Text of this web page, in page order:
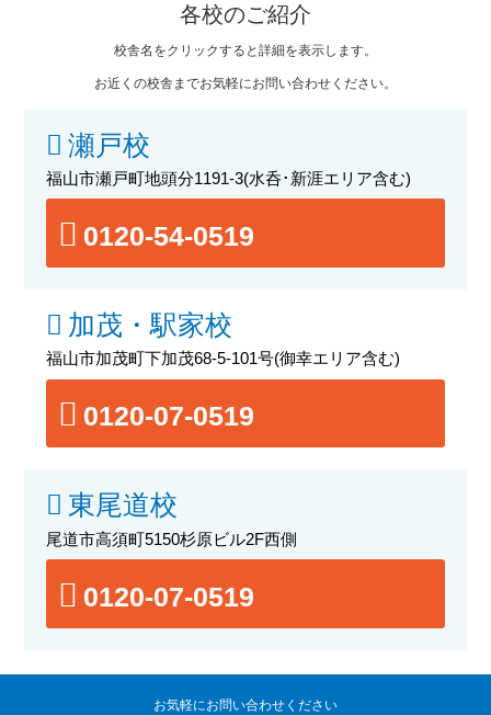
各校のご紹介
校舎名をクリックすると詳細を表示します。
お近くの校舎までお気軽にお問い合わせください。
瀬戸校
福山市瀬戸町地頭分1191-3(水呑･新涯エリア含む)
0120-54-0519
加茂・駅家校
福山市加茂町下加茂68-5-101号(御幸エリア含む)
0120-07-0519
東尾道校
尾道市高須町5150杉原ビル2F西側
0120-07-0519
お気軽にお問い合わせください